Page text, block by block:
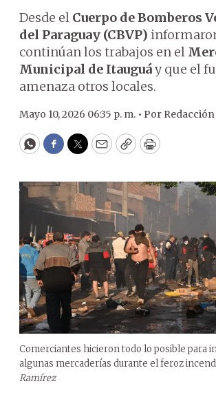
Desde el Cuerpo de Bomberos
del Paraguay (CBVP)
continúan los trabajos en el
Municipal de Itauguáy que el
amenaza otros locales.
Mayo 10, 2026 06:35 p. m. • Por Redacción
WhatsApp
Facebook
Twitter
EmailCopyPrint
Comerciantes hicieron todo lo posible para
algunas mercaderías durante el feroz
Ramírez